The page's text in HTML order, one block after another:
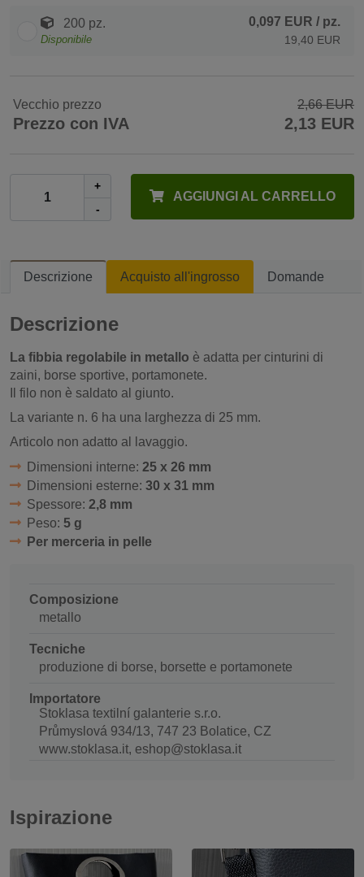
200 pz.
Disponibile
0,097 EUR / pz.
19,40 EUR
Vecchio prezzo 2,66 EUR
Prezzo con IVA 2,13 EUR
+
-
AGGIUNGI AL CARRELLO
Descrizione Acquisto all'ingrosso Domande
Descrizione
La fibbia regolabile in metallo è adatta per cinturini di
zaini, borse sportive, portamonete.
Il filo non è saldato al giunto.
La variante n. 6 ha una larghezza di 25 mm.
Articolo non adatto al lavaggio.
Dimensioni interne: 25 x 26 mm
Dimensioni esterne: 30 x 31 mm
Spessore: 2,8 mm
Peso: 5 g
Per merceria in pelle
Composizione
metallo
Tecniche
produzione di borse, borsette e portamonete
Importatore
Stoklasa textilní galanterie s.r.o.
Průmyslová 934/13, 747 23 Bolatice, CZ
www.stoklasa.it, eshop@stoklasa.it
Ispirazione